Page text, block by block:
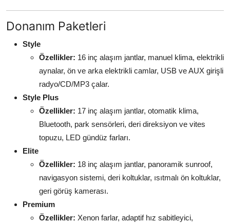
Donanım Paketleri
Style
Özellikler: 16 inç alaşım jantlar, manuel klima, elektrikli
aynalar, ön ve arka elektrikli camlar, USB ve AUX girişli
radyo/CD/MP3 çalar.
Style Plus
Özellikler: 17 inç alaşım jantlar, otomatik klima,
Bluetooth, park sensörleri, deri direksiyon ve vites
topuzu, LED gündüz farları.
Elite
Özellikler: 18 inç alaşım jantlar, panoramik sunroof,
navigasyon sistemi, deri koltuklar, ısıtmalı ön koltuklar,
geri görüş kamerası.
Premium
Özellikler: Xenon farlar, adaptif hız sabitleyici,